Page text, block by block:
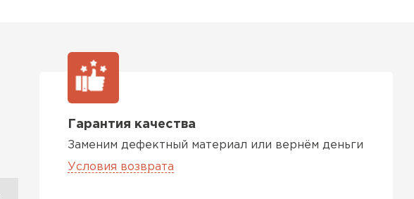
Гарантия качества
Заменим дефектный материал или вернём деньги
Условия возврата